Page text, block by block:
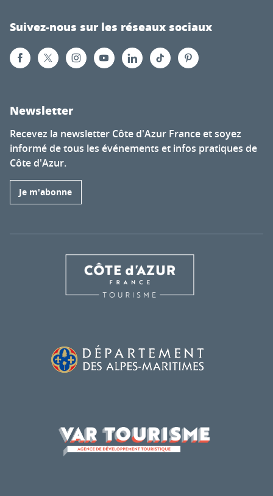
Suivez-nous sur les réseaux sociaux
Newsletter
Recevez la newsletter Côte d'Azur France et soyez
informé de tous les événements et infos pratiques de
Côte d'Azur.
Je m'abonne